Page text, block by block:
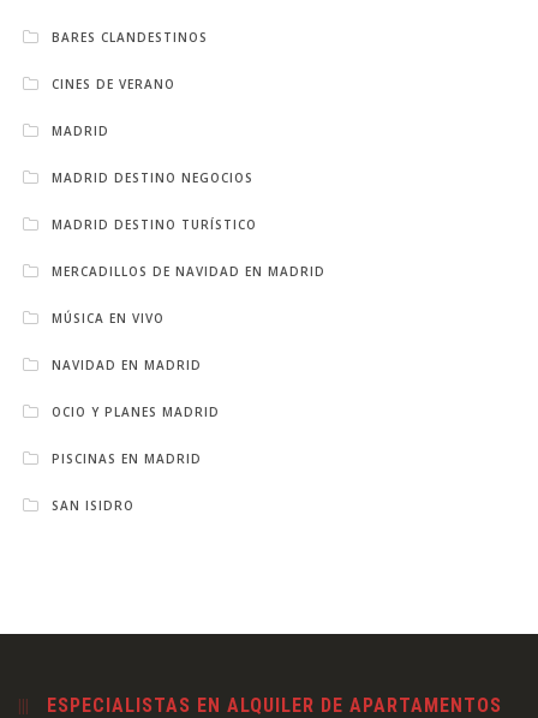
BARES CLANDESTINOS
CINES DE VERANO
MADRID
MADRID DESTINO NEGOCIOS
MADRID DESTINO TURÍSTICO
MERCADILLOS DE NAVIDAD EN MADRID
MÚSICA EN VIVO
NAVIDAD EN MADRID
OCIO Y PLANES MADRID
PISCINAS EN MADRID
SAN ISIDRO
ESPECIALISTAS EN ALQUILER DE APARTAMENTOS